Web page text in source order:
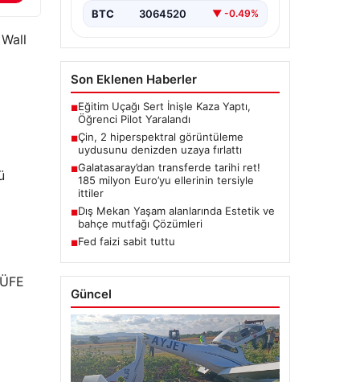
BTC 3064520 ▼ -0.49%
Son Eklenen Haberler
■Eğitim Uçağı Sert İnişle Kaza Yaptı,
Öğrenci Pilot Yaralandı
■Çin, 2 hiperspektral görüntüleme
uydusunu denizden uzaya fırlattı
■Galatasaray’dan transferde tarihi ret!
185 milyon Euro’yu ellerinin tersiyle
ittiler
■Dış Mekan Yaşam alanlarında Estetik ve
bahçe mutfağı Çözümleri
■Fed faizi sabit tuttu
Güncel